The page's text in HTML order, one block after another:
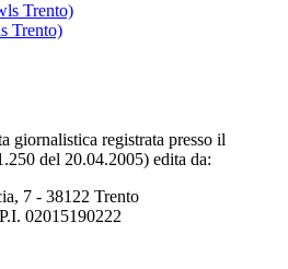
Trento)
Trento)
giornalistica registrata presso il
del 20.04.2005) edita da:
7 - 38122 Trento
02015190222